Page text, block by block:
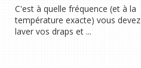
C'est à quelle fréquence (et à la
température exacte) vous devez
laver vos draps et ...